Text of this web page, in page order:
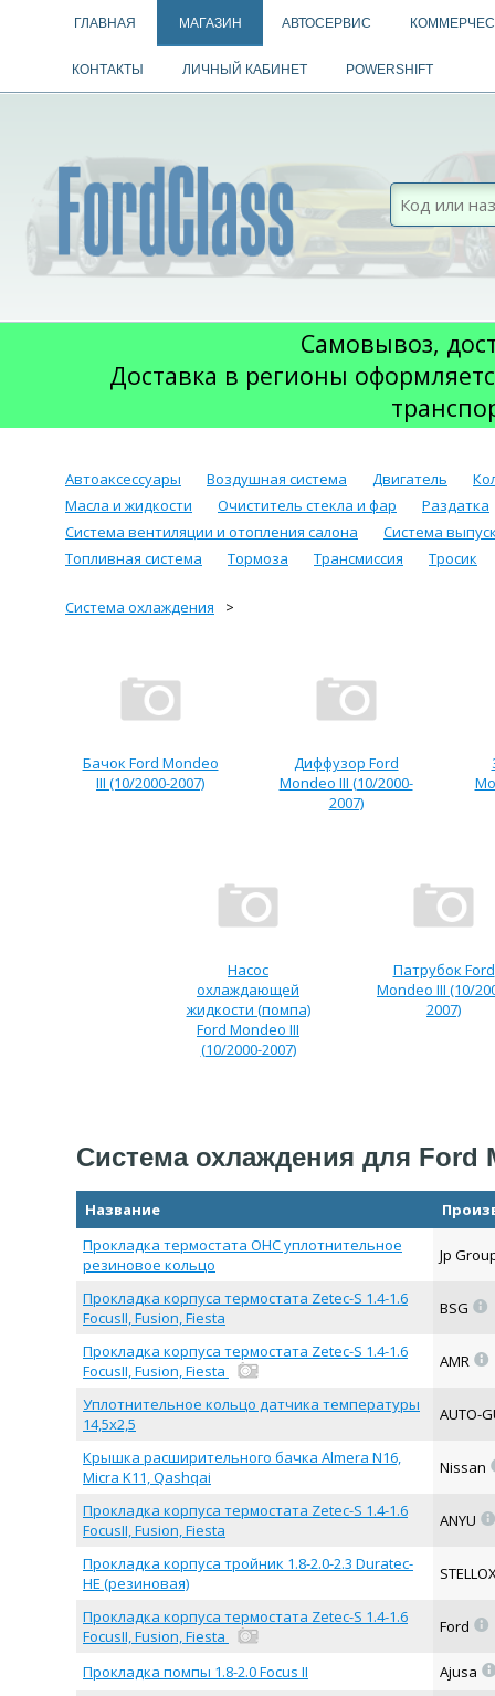
ГЛАВНАЯ МАГАЗИН АВТОСЕРВИС
КОНТАКТЫ ЛИЧНЫЙ КАБИНЕТ POWERSHIFT
Самовывоз,
Доставка в регионы
Автоаксессуары Воздушная система Двигатель
Масла и жидкости
Очиститель стекла и фар
Раздатка
Система вентиляции и отопления салона
Система
Топливная система
Тормоза Трансмиссия Тросик
Система охлаждения
Бачок Ford Mondeo
III (10/2000-2007)
Диффузор Ford
Mondeo III (10/2000-
2007)
Насос
охлаждающей
жидкости (помпа)
Ford Mondeo III
(10/2000-2007)
Патрубок Ford
Mondeo III (10/
2007)
Система охлаждения для Ford
Название
Прокладка термостата ОНС уплотнительное
резиновое кольцо
Jp
Прокладка корпуса термостата Zetec-S 1.4-1.6
FocusII, Fusion, Fiesta
BSG =
Прокладка корпуса термостата Zetec-S 1.4-1.6
FocusII, Fusion, Fiesta
AMR =
Уплотнительное кольцо датчика температуры
14,5х2,5
AUTO-
Крышка расширительного бачка Almera N16,
Micra K11, Qashqai
Nissan
Прокладка корпуса термостата Zetec-S 1.4-1.6
FocusII, Fusion, Fiesta
ANYU =
Прокладка корпуса тройник 1.8-2.0-2.3 Duratec-
HE (резиновая)
Прокладка корпуса термостата Zetec-S 1.4-1.6
FocusII, Fusion, Fiesta
Ford =
Прокладка помпы 1.8-2.0 Focus II Ajusa